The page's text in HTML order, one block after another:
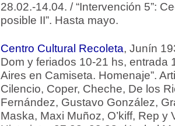
28.02.-14.04. / “Intervención 5”:
posible II”. Hasta mayo.
Centro Cultural Recoleta, Junín
Dom y feriados 10-21 hs, entrada
Aires en Camiseta. Homenaje”.
Cilencio, Coper, Cheche, De los
Fernández, Gustavo González,
Maska, Maxi Muñoz, O’kiff, Rep y